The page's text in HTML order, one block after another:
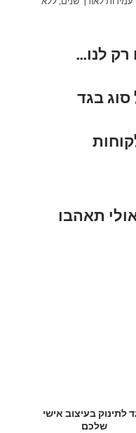
לנו...
בגד
תאהבו
לתינוק בעיצוב אישי
שלכם